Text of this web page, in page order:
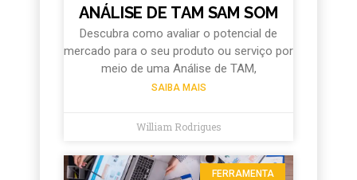
ANÁLISE DE TAM SAM SOM
Descubra como avaliar o potencial de
mercado para o seu produto ou serviço por
meio de uma Análise de TAM,
SAIBA MAIS
William Rodrigues
FERRAMENTA